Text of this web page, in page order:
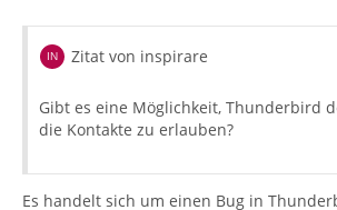
Zitat von inspirare
Gibt es eine Möglichkeit, Thunderbird
die Kontakte zu erlauben?
Es handelt sich um einen Bug in